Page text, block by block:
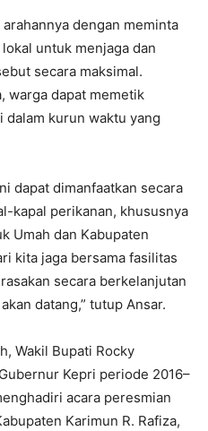
dengan meminta
untuk menjaga dan
secara maksimal.
warga dapat memetik
kurun waktu yang
dapat dimanfaatkan secara
kapal perikanan, khususnya
Umah dan Kabupaten
kita jaga bersama fasilitas
secara berkelanjutan
datang,” tutup Ansar.
Wakil Bupati Rocky
Kepri periode 2016–
acara peresmian
Karimun R. Rafiza,